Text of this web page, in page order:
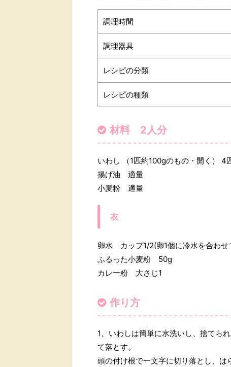
調理時間
調理器具
レシピの分類
レシピの種類
材料 2人分
いわし （1匹約100gのもの・開く） 4
揚げ油 適量
小麦粉 適量
衣
卵水 カップ1/2(卵1個に冷水を合わせ
ふるった小麦粉 50g
カレー粉 大さじ1
作り方
1、いわしは簡単に水洗いし、捨てら
て落とす。
頭の付け根で一文字に切り落とし、は